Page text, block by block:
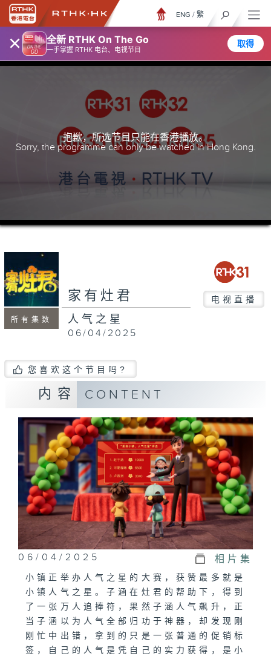
× 全新 RTHK On The Go
一手掌握 RTHK 电台、电视节目
取得
ENG / 繁
抱歉，所选节目只能在香港播放。
Sorry, the programme can only be watched in Hong Kong.
所有集数
家有灶君 电视直播
人气之星
06/04/2025
您喜欢这个节目吗?
内容 CONTENT
06/04/2025 相片集
小镇正举办人气之星的大赛，获赞最多就是
小镇人气之星。子涵在灶君的帮助下，得到
了一张万人追捧符，果然子涵人气飙升，正
当子涵以为人气全部归功于神器，却发现刚
刚忙中出错，拿到的只是一张普通的促销标
签，自己的人气是凭自己的实力获得，是小